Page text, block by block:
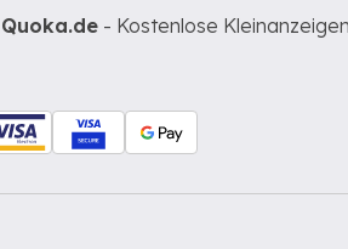
Quoka.de - Kostenlose Kleinanzeigen